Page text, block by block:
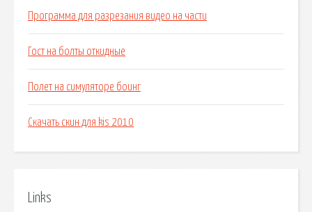
Программа для разрезания видео на части
Гост на болты откидные
Полет на симуляторе боинг
Скачать скин для kis 2010
Links